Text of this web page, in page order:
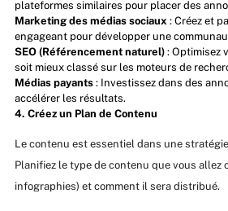
plateformes similaires pour placer des
Marketing des médias sociaux: Créez et
engageant pour développer une
SEO (Référencement naturel): Optimisez
soit mieux classé sur les moteurs de
Médias payants: Investissez dans des
accélérer les résultats.
4. Créez un Plan de Contenu
Le contenu est essentiel dans une
Planifiez le type de contenu que vous allez
infographies) et comment il sera distribué.